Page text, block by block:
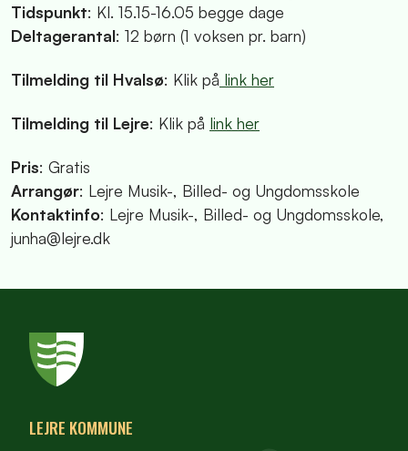
Tidspunkt: Kl. 15.15-16.05 begge dage
Deltagerantal: 12 børn (1 voksen pr. barn)
Tilmelding til Hvalsø: Klik på link her
Tilmelding til Lejre: Klik på link her
Pris: Gratis
Arrangør: Lejre Musik-, Billed- og Ungdomsskole
Kontaktinfo: Lejre Musik-, Billed- og Ungdomsskole,
junha@lejre.dk
LEJRE KOMMUNE